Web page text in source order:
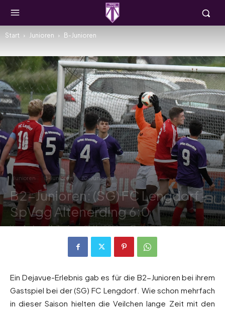
Start Junioren B-Junioren
Junioren B-Junioren B2-Junioren
B2-Junioren: (SG) FC Lengdorf –
SpVgg Altenerding 6:0
Von Andreas Heilmaier - 27. Mai 2022 696 0
Ein Dejavue-Erlebnis gab es für die B2-Junioren bei ihrem
Gastspiel bei der (SG) FC Lengdorf. Wie schon mehrfach
in dieser Saison hielten die Veilchen lange Zeit mit den